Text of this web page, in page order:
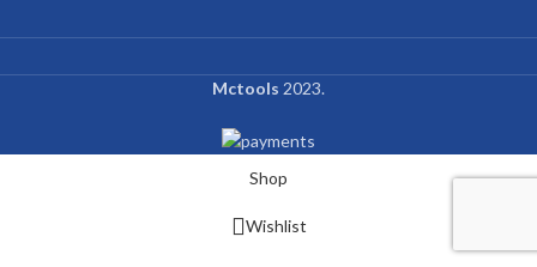
Mctools 2023.
Shop
Wishlist